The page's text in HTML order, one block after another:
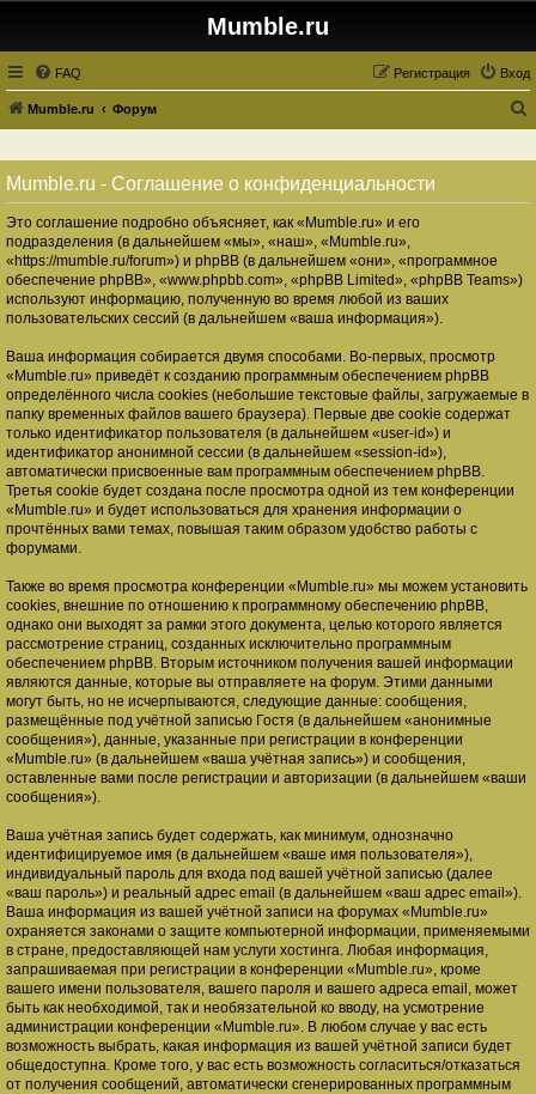
Mumble.ru
FAQ Вход
Регистрация
Mumble.ru Форум
и
Mumble.ru - Соглашение о конфиденциальности
Это соглашение подробно объясняет, как «Mumble.ru» и его
подразделения (в дальнейшем «мы», «наш», «Mumble.ru»,
«https://mumble.ru/forum») и phpBB (в дальнейшем «они», «программное
обеспечение phpBB», «www.phpbb.com», «phpBB Limited», «phpBB Teams»)
используют информацию, полученную во время любой из ваших
пользовательских сессий (в дальнейшем «ваша информация»).
Ваша информация собирается двумя способами. Во-первых, просмотр
«Mumble.ru» приведёт к созданию программным обеспечением phpBB
определённого числа cookies (небольшие текстовые файлы, загружаемые в
папку временных файлов вашего браузера). Первые две cookie содержат
только идентификатор пользователя (в дальнейшем «user-id») и
идентификатор анонимной сессии (в дальнейшем «session-id»),
автоматически присвоенные вам программным обеспечением phpBB.
Третья cookie будет создана после просмотра одной из тем конференции
«Mumble.ru» и будет использоваться для хранения информации о
прочтённых вами темах, повышая таким образом удобство работы с
форумами.
Также во время просмотра конференции «Mumble.ru» мы можем установить
cookies, внешние по отношению к программному обеспечению phpBB,
однако они выходят за рамки этого документа, целью которого является
рассмотрение страниц, созданных исключительно программным
обеспечением phpBB. Вторым источником получения вашей информации
являются данные, которые вы отправляете на форум. Этими данными
могут быть, но не исчерпываются, следующие данные: сообщения,
размещённые под учётной записью Гостя (в дальнейшем «анонимные
сообщения»), данные, указанные при регистрации в конференции
«Mumble.ru» (в дальнейшем «ваша учётная запись») и сообщения,
оставленные вами после регистрации и авторизации (в дальнейшем «ваши
сообщения»).
Ваша учётная запись будет содержать, как минимум, однозначно
идентифицируемое имя (в дальнейшем «ваше имя пользователя»),
индивидуальный пароль для входа под вашей учётной записью (далее
«ваш пароль») и реальный адрес email (в дальнейшем «ваш адрес email»).
Ваша информация из вашей учётной записи на форумах «Mumble.ru»
охраняется законами о защите компьютерной информации, применяемыми
в стране, предоставляющей нам услуги хостинга. Любая информация,
запрашиваемая при регистрации в конференции «Mumble.ru», кроме
вашего имени пользователя, вашего пароля и вашего адреса email, может
быть как необходимой, так и необязательной ко вводу, на усмотрение
администрации конференции «Mumble.ru». В любом случае у вас есть
возможность выбрать, какая информация из вашей учётной записи будет
общедоступна. Кроме того, у вас есть возможность согласиться/отказаться
от получения сообщений, автоматически сгенерированных программным